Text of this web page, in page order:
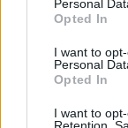
Personal
Opted In
I want to
Personal
Opted In
I want to
Πάνο
παρουσία του
εξαπέλυσε